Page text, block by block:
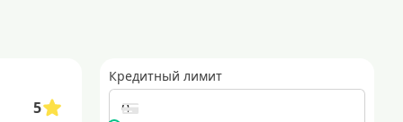
позволяют оформить заявку онлайн, а готовую карту
кредитные карты с выгодными условиями
Кредитный лимит
5